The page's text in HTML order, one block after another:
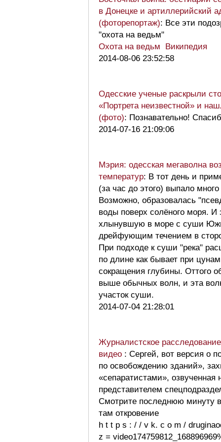
в Донецке и артиллерийский
(фоторепортаж): Все эти
"охота на ведьм"
Охота на ведьм Википедия
2014-08-06 23:52:58
Одесские ученые раскрыли
«Портрета неизвестной» и
(фото): Познавательно!
2014-07-16 21:09:06
Мэрия: одесская мегаволна
температур: В тот день и
(за час до этого) выпало
Возможно, образовалась
воды поверх солёного моря. И
хлынувшую в море с суши
дрейфующим течением в
При подходе к суши "река"
по длине как бывает при
сокращения глубины. Оттого
выше обычных волн, и эта
участок суши.
2014-07-04 21:28:01
Журналистское
видео : Сергей, вот версия о
по освобождению зданий»,
«сепаратистами»,
представителем
Смотрите последнюю минуту
там откровение
h t t p s : / / v k. c o m /
z =